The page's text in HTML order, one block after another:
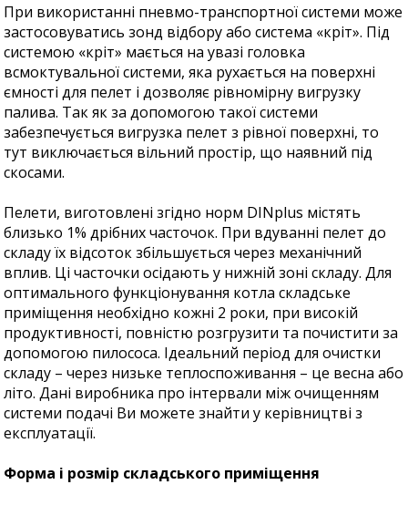
При використанні пневмо-транспортної системи може
застосовуватись зонд відбору або система «кріт». Під
системою «кріт» мається на увазі головка
всмоктувальної системи, яка рухається на поверхні
ємності для пелет і дозволяє рівномірну вигрузку
палива. Так як за допомогою такої системи
забезпечується вигрузка пелет з рівної поверхні, то
тут виключається вільний простір, що наявний під
скосами.
Пелети, виготовлені згідно норм DINplus містять
близько 1% дрібних часточок. При вдуванні пелет до
складу їх відсоток збільшується через механічний
вплив. Ці часточки осідають у нижній зоні складу. Для
оптимального функціонування котла складське
приміщення необхідно кожні 2 роки, при високій
продуктивності, повністю розгрузити та почистити за
допомогою пилососа. Ідеальний період для очистки
складу – через низьке теплоспоживання – це весна або
літо. Дані виробника про інтервали між очищенням
системи подачі Ви можете знайти у керівництві з
експлуатації.
Форма і розмір складського приміщення